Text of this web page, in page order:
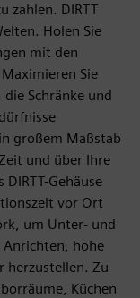
zahlen. DIRTT
Holen Sie
mit den
Sie
Schränke und
großem Maßstab
und über Ihre
Gehäuse
vor Ort
um Unter- und
Anrichten, hohe
herzustellen. Zu
Küchen